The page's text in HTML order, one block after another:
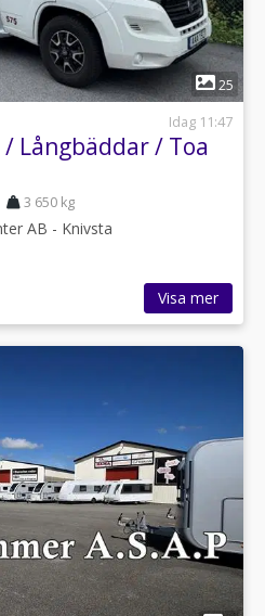
1
25
Idag 11:47
Långbäddar / Toa
3 650 kg
AB - Knivsta
Visa mer